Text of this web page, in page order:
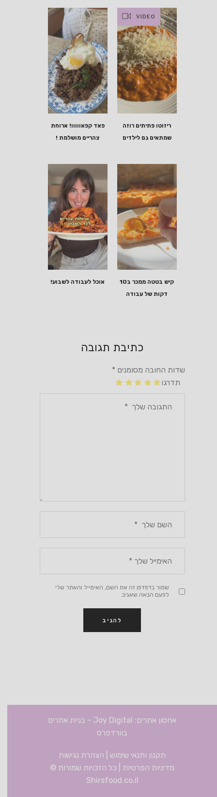
פאד קפאווווו! ארוחת
צהריים מושלמת !
VIDEO
ריזוטו פתיתים רוזה
שמתאים גם לילדים
אוכל לעבודה לשבוע!
קיש בטטה ממכר ב10
דקות של עבודה
כתיבת תגובה
שדות החובה מסומנים *
תדרגו
שמור בדפדפן זה את השם, האימייל והאתר שלי
לפעם הבאה שאגיב.
אחסון אתרים: Joy Digital – בניית אתרים
בוורדפרס
תקנון ותנאי שימוש
הצהרת נגישות
מדיניות הפרטיות | כל הזכויות שמורות ©
Shirsfood.co.il